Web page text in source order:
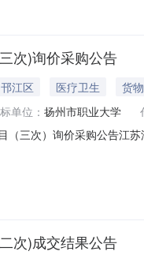
次)询价采购公告
江区 医疗卫生
货物
单位： 扬州市职业大学
（三次）询价采购公告江
1月17日9点30分（北京时
次)成交结果公告